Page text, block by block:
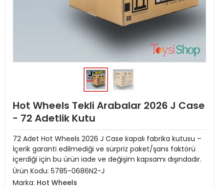
Hot Wheels Tekli Arabalar 2026 J Case
- 72 Adetlik Kutu
72 Adet Hot Wheels 2026 J Case kapalı fabrika kutusu –
İçerik garanti edilmediği ve sürpriz paket/şans faktörü
içerdiği için bu ürün iade ve değişim kapsamı dışındadır.
Ürün Kodu: 5785-0686N2-J
Marka: Hot Wheels